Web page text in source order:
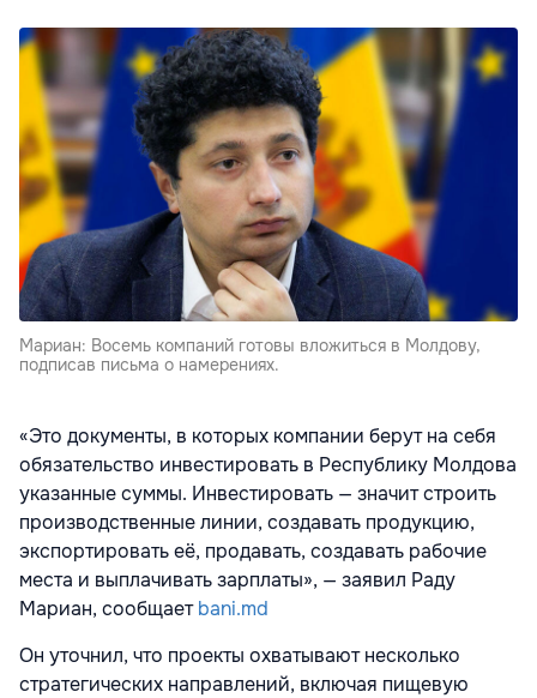
Мариан: Восемь компаний готовы вложиться в Молдову,
подписав письма о намерениях.
«Это документы, в которых компании берут на себя
обязательство инвестировать в Республику Молдова
указанные суммы. Инвестировать — значит строить
производственные линии, создавать продукцию,
экспортировать её, продавать, создавать рабочие
места и выплачивать зарплаты», — заявил Раду
Мариан, сообщаетbani.md
Он уточнил, что проекты охватывают несколько
стратегических направлений, включая пищевую